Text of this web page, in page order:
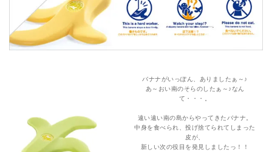
バナナがいっぽん、ありましたぁ～♪
あ～おい南のそらのしたぁ～♪なん
て・・・。
遠い遠い南の島からやってきたバナナ。
中身を食べられ、投げ捨てられてしまった
皮が、
新しい次の役目を発見しましたっ！！